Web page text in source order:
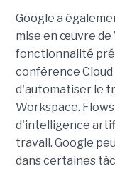
Google a
mise en œuvre de
fonctionnalité
conférence
d'automatiser le
Workspace.
d'intelligence
travail. Google
dans certaines